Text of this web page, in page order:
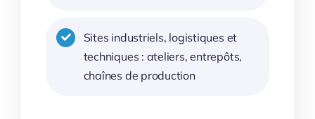
Sites industriels, logistiques et
techniques : ateliers, entrepôts,
chaînes de production